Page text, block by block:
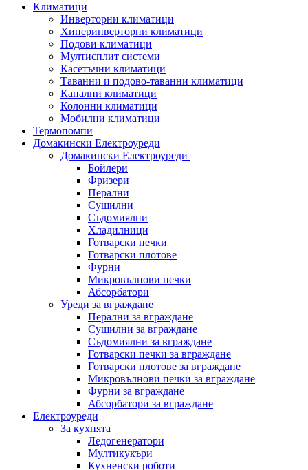
Климатици
Инверторни климатици
Хиперинверторни климатици
Подови климатици
Мултисплит системи
Касетъчни климатици
Таванни и подово-таванни климатици
Канални климатици
Колонни климатици
Мобилни климатици
Термопомпи
Домакински Електроуреди
Домакински Електроуреди
Бойлери
Фризери
Перални
Сушилни
Съдомиялни
Хладилници
Готварски печки
Готварски плотове
Фурни
Микровълнови печки
Абсорбатори
Уреди за вграждане
Перални за вграждане
Сушилни за вграждане
Съдомиялни за вграждане
Готварски печки за вграждане
Готварски плотове за вграждане
Микровълнови печки за вграждане
Фурни за вграждане
Абсорбатори за вграждане
Електроуреди
За кухнята
Ледогенератори
Мултикукъри
Кухненски роботи